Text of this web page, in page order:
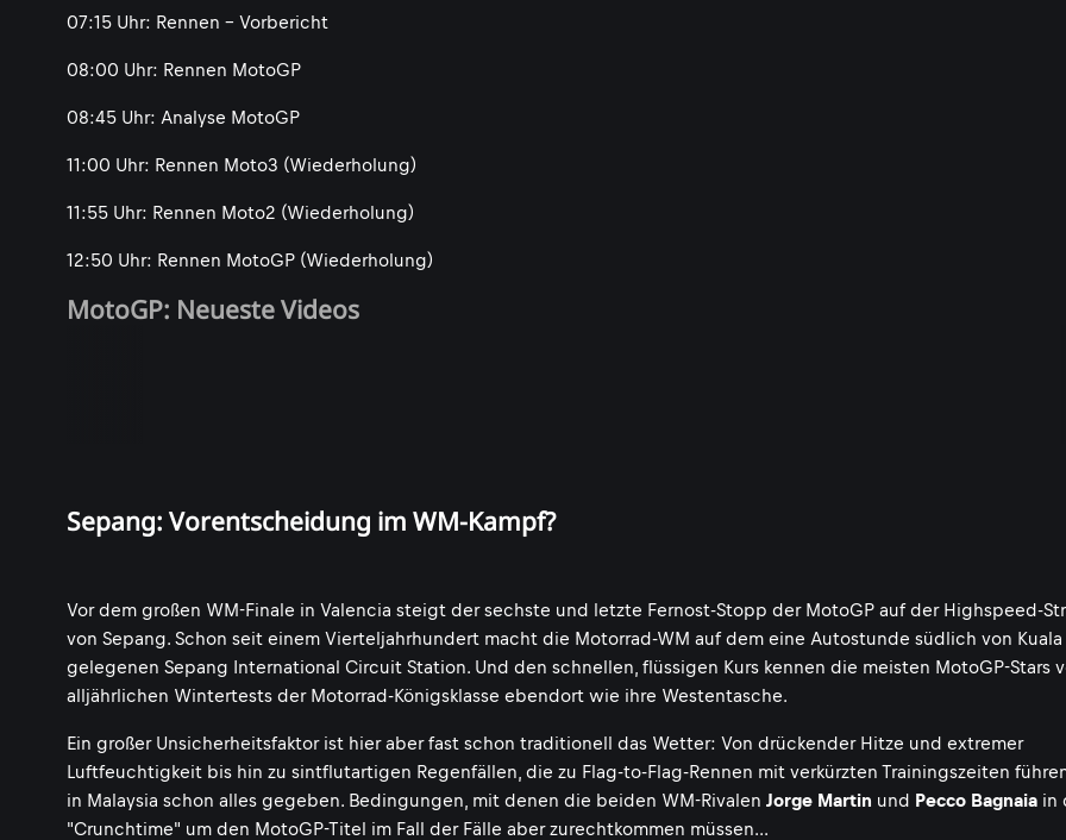
07:15 Uhr: Rennen - Vorbericht
08:00 Uhr: Rennen MotoGP
08:45 Uhr: Analyse MotoGP
11:00 Uhr: Rennen Moto3 (Wiederholung)
11:55 Uhr: Rennen Moto2 (Wiederholung)
12:50 Uhr: Rennen MotoGP (Wiederholung)
MotoGP: Neueste Videos
Sepang: Vorentscheidung im WM-Kampf?
Vor dem großen WM-Finale in Valencia steigt der sechste und letzte Fernost-Stopp der MotoGP auf der Highspeed-
von Sepang. Schon seit einem Vierteljahrhundert macht die Motorrad-WM auf dem eine Autostunde südlich von Kuala
gelegenen Sepang International Circuit Station. Und den schnellen, flüssigen Kurs kennen die meisten MotoGP-Stars
alljährlichen Wintertests der Motorrad-Königsklasse ebendort wie ihre Westentasche.
Ein großer Unsicherheitsfaktor ist hier aber fast schon traditionell das Wetter: Von drückender Hitze und extremer
Luftfeuchtigkeit bis hin zu sintflutartigen Regenfällen, die zu Flag-to-Flag-Rennen mit verkürzten Trainingszeiten
in Malaysia schon alles gegeben. Bedingungen, mit denen die beiden WM-Rivalen Jorge Martin und Pecco Bagnaia in
"Crunchtime" um den MotoGP-Titel im Fall der Fälle aber zurechtkommen müssen...